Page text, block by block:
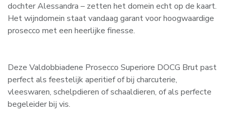
dochter Alessandra – zetten het domein echt op de kaart.
Het wijndomein staat vandaag garant voor hoogwaardige
prosecco met een heerlijke finesse.
Deze Valdobbiadene Prosecco Superiore DOCG Brut past
perfect als feestelijk aperitief of bij charcuterie,
vleeswaren, schelpdieren of schaaldieren, of als perfecte
begeleider bij vis.